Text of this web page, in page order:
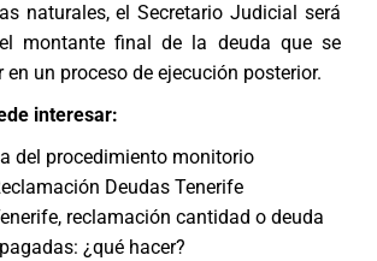
naturales, el Secretario Judicial será
montante final de la deuda que se
en un proceso de ejecución posterior.
interesar:
del procedimiento monitorio
Deudas Tenerife
reclamación cantidad o deuda
¿qué hacer?